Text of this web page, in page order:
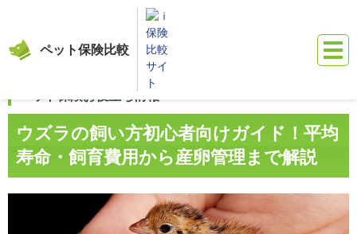
ペット保険比較
保険比較サイト『ｉ保険』 ペット保険比較 お役立ち情報（鳥）
ペット保険お役立ち情報
ウズラの飼い方初心者向けガイド！ 平均
寿命・飼育費用から産卵管理まで解説